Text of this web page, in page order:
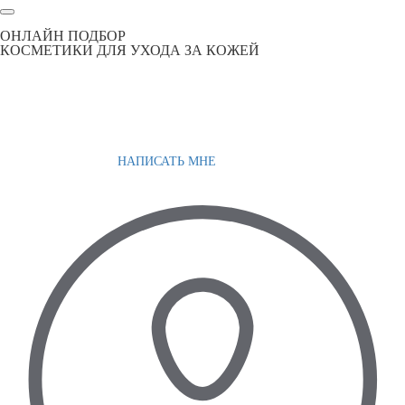
ОНЛАЙН ПОДБОР
КОСМЕТИКИ ДЛЯ УХОДА ЗА КОЖЕЙ
НАПИСАТЬ МНЕ